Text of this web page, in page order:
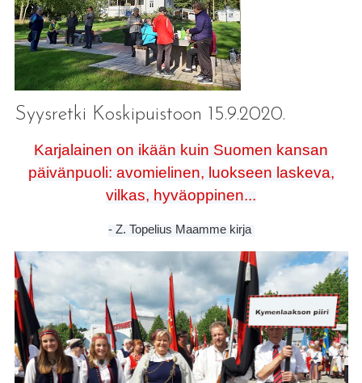
Syysretki Koskipuistoon 15.9.2020.
Karjalainen on ikään kuin Suomen kansan
päivänpuoli: avomielinen, luokseen laskeva,
vilkas, hyväoppinen...
- Z. Topelius Maamme kirja